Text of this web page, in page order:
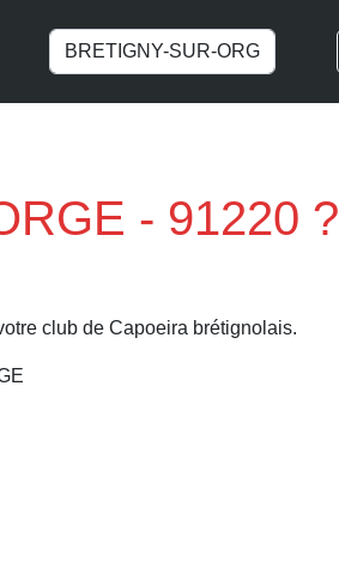
- 91220 ?
club de Capoeira brétignolais.